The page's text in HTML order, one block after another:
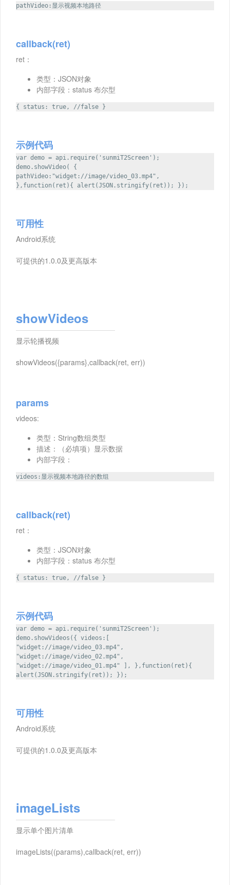
pathVideo:显示视频本地路径
callback(ret)
ret：
类型：JSON对象
内部字段：status 布尔型
{ status: true, //false }
示例代码
var demo = api.require('sunmiT2Screen');
demo.showVideo( {
pathVideo:"widget://image/video_03.mp4",
},function(ret){ alert(JSON.stringify(ret)); });
可用性
Android系统
可提供的1.0.0及更高版本
showVideos
显示轮播视频
showVideos({params},callback(ret, err))
params
videos:
类型：String数组类型
描述：（必填项）显示数据
内部字段：
videos:显示视频本地路径的数组
callback(ret)
ret：
类型：JSON对象
内部字段：status 布尔型
{ status: true, //false }
示例代码
var demo = api.require('sunmiT2Screen');
demo.showVideos({ videos:[
"widget://image/video_03.mp4",
"widget://image/video_02.mp4",
"widget://image/video_01.mp4" ], },function(ret){
alert(JSON.stringify(ret)); });
可用性
Android系统
可提供的1.0.0及更高版本
imageLists
显示单个图片清单
imageLists((params),callback(ret, err))